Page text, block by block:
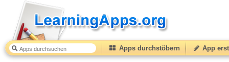
Apps durchstöbern App